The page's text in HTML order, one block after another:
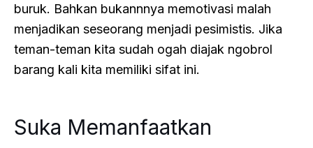
buruk. Bahkan bukannnya memotivasi malah
menjadikan seseorang menjadi pesimistis. Jika
teman-teman kita sudah ogah diajak ngobrol
barang kali kita memiliki sifat ini.
Suka Memanfaatkan